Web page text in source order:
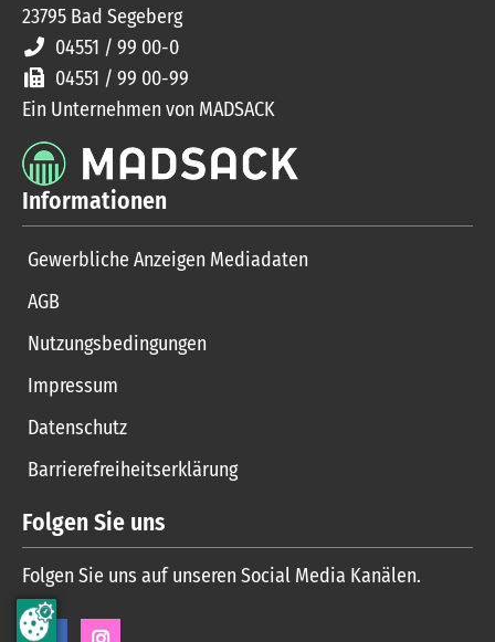
23795 Bad Segeberg
04551 / 99 00-0
04551 / 99 00-99
Ein Unternehmen von MADSACK
Informationen
Gewerbliche Anzeigen Mediadaten
AGB
Nutzungsbedingungen
Impressum
Datenschutz
Barrierefreiheitserklärung
Folgen Sie uns
Folgen Sie uns auf unseren Social Media Kanälen.